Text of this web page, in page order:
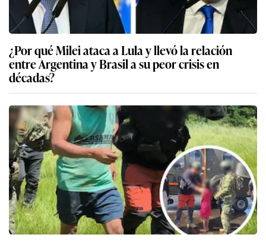
¿Por qué Milei ataca a Lula y llevó la relación
entre Argentina y Brasil a su peor crisis en
décadas?